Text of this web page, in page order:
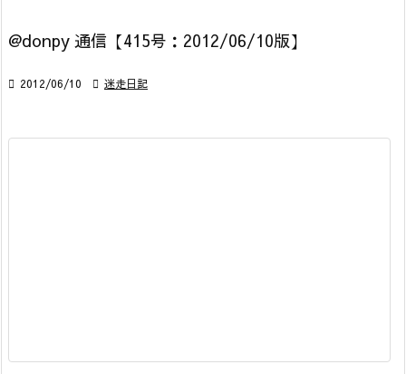
@donpy 通信【415号：2012/06/10版】
 2012/06/10  迷走日記